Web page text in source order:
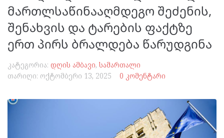
მართლსაწინააღმდეგო შეძენის,
შენახვის და ტარების ფაქტზე
ერთ პირს ბრალდება წარუდგინა
კატეგორია: დღის ამბავი, სამართალი
თარიღი: ოქტომბერი 13, 2025 0 კომენტარი